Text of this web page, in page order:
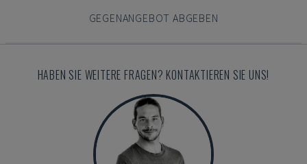
GEGENANGEBOT ABGEBEN
HABEN SIE WEITERE FRAGEN? KONTAKTIEREN SIE UNS!